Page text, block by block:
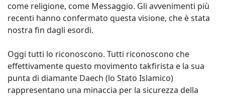
come religione, come Messaggio. Gli avvenimenti più
recenti hanno confermato questa visione, che è stata
nostra fin dagli esordi.
Oggi tutti lo riconoscono. Tutti riconoscono che
effettivamente questo movimento takfirista e la sua
punta di diamante Daech (lo Stato Islamico)
rappresentano una minaccia per la sicurezza della